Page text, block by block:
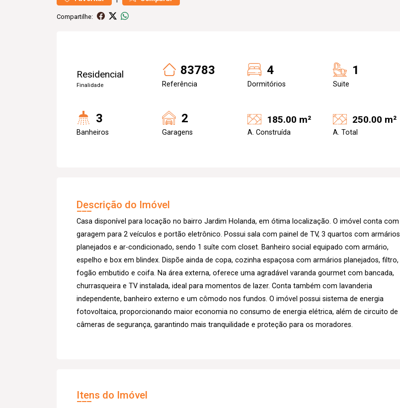
Compartilhe:
Residencial
Finalidade
83783
Referência
4
Dormitórios
1
Suite
3
Banheiros
2
Garagens
185.00 m²
A. Construída
250.00 m²
A. Total
Descrição do Imóvel
Casa disponível para locação no bairro Jardim Holanda, em ótima localização. O imóvel conta com
garagem para 2 veículos e portão eletrônico. Possui sala com painel de TV, 3 quartos com armários
planejados e ar-condicionado, sendo 1 suíte com closet. Banheiro social equipado com armário,
espelho e box em blindex. Dispõe ainda de copa, cozinha espaçosa com armários planejados, filtro,
fogão embutido e coifa. Na área externa, oferece uma agradável varanda gourmet com bancada,
churrasqueira e TV instalada, ideal para momentos de lazer. Conta também com lavanderia
independente, banheiro externo e um cômodo nos fundos. O imóvel possui sistema de energia
fotovoltaica, proporcionando maior economia no consumo de energia elétrica, além de circuito de
câmeras de segurança, garantindo mais tranquilidade e proteção para os moradores.
Itens do Imóvel